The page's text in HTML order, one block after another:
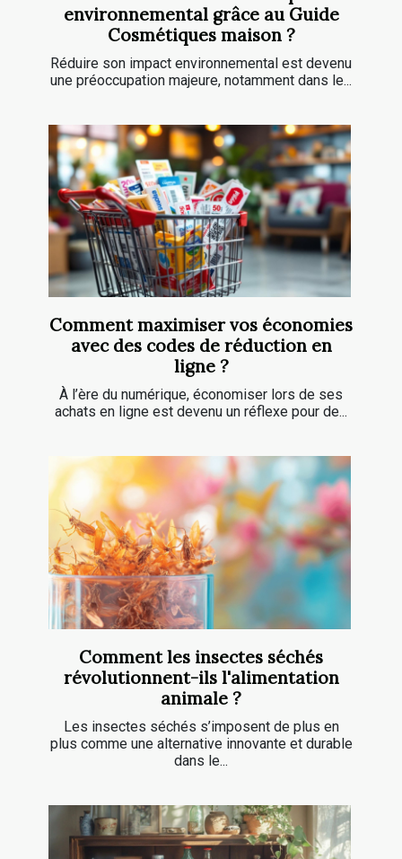
environnemental grâce au Guide
Cosmétiques maison ?
Réduire son impact environnemental est devenu
une préoccupation majeure, notamment dans le...
Comment maximiser vos économies
avec des codes de réduction en
ligne ?
À l’ère du numérique, économiser lors de ses
achats en ligne est devenu un réflexe pour de...
Comment les insectes séchés
révolutionnent-ils l'alimentation
animale ?
Les insectes séchés s’imposent de plus en
plus comme une alternative innovante et durable
dans le...